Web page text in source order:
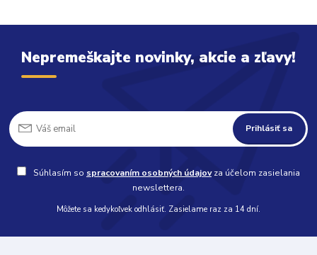
Nepremeškajte novinky, akcie a zľavy!
Prihlásiť sa
Súhlasím so spracovaním osobných údajovza účelom zasielania
newslettera.
Môžete sa kedykoľvek odhlásiť. Zasielame raz za 14 dní.